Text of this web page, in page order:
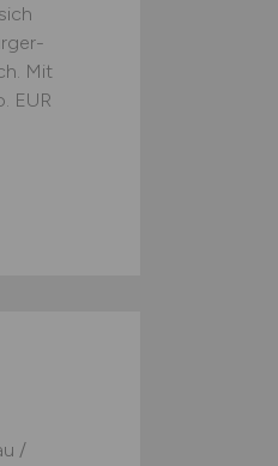
Mit
EUR
/